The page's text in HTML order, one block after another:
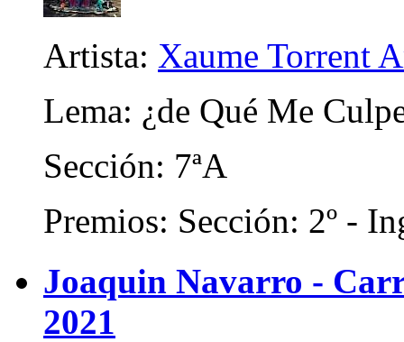
Artista: Xaume Torrent
Lema: ¿de Qué Me
Sección: 7ªA
Premios: Sección: 2º -
Joaquin Navarro -
2021